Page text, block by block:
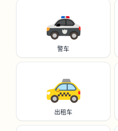
🚓
警车
🚕
出租车